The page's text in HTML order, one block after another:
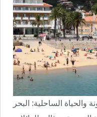
الساحلية: البحر